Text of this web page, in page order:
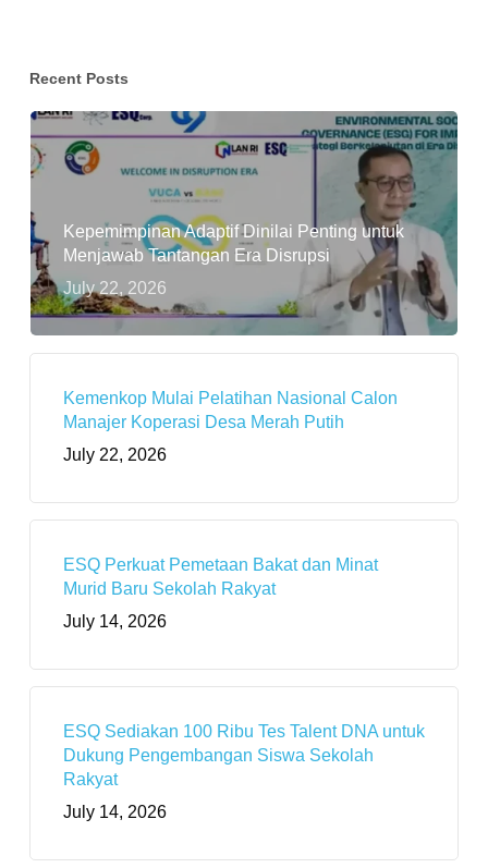
Recent Posts
Kepemimpinan Adaptif Dinilai Penting untuk
Menjawab Tantangan Era Disrupsi
July 22, 2026
Kemenkop Mulai Pelatihan Nasional Calon
Manajer Koperasi Desa Merah Putih
July 22, 2026
ESQ Perkuat Pemetaan Bakat dan Minat
Murid Baru Sekolah Rakyat
July 14, 2026
ESQ Sediakan 100 Ribu Tes Talent DNA untuk
Dukung Pengembangan Siswa Sekolah
Rakyat
July 14, 2026